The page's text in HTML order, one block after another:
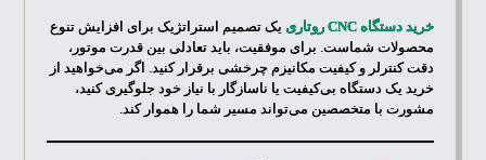
خرید دستگاه CNC روتاری
یک تصمیم استراتژیک برای افزایش تنوع
محصولات شماست. برای موفقیت، باید تعادلی بین قدرت موتور،
دقت کنترلر و کیفیت مکانیزم چرخشی برقرار کنید. اگر می‌خواهید از
خرید یک دستگاه بی‌کیفیت یا ناسازگار با نیاز خود جلوگیری کنید،
مشورت با متخصصین می‌تواند مسیر شما را هموار کند.